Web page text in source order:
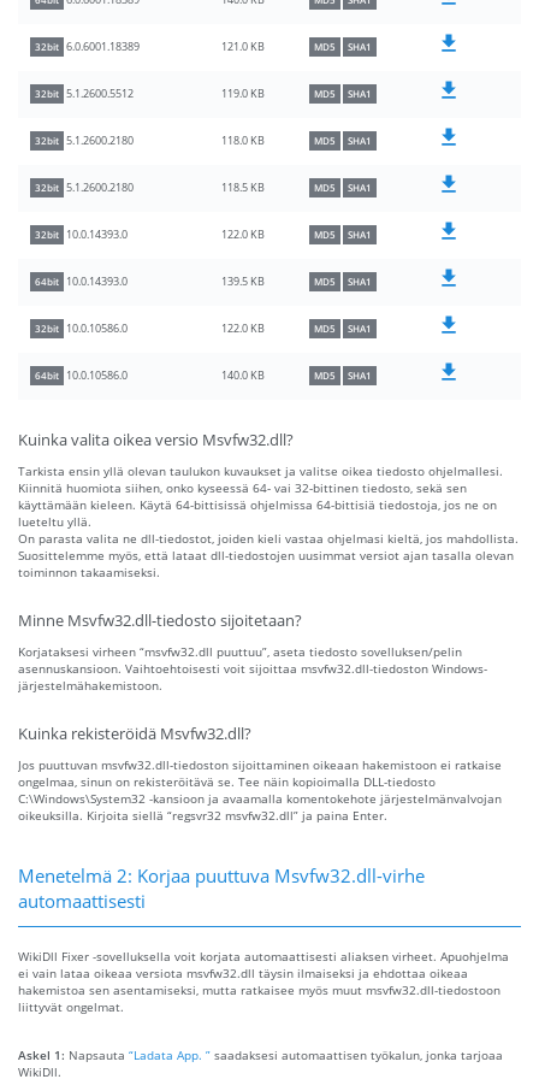
32bit 6.0.6001.18389 121.0 KB MD5 SHA1
32bit 5.1.2600.5512 119.0 KB MD5 SHA1
32bit 5.1.2600.2180 118.0 KB MD5 SHA1
32bit 5.1.2600.2180 118.5 KB MD5 SHA1
32bit 10.0.14393.0 122.0 KB MD5 SHA1
64bit 10.0.14393.0 139.5 KB MD5 SHA1
32bit 10.0.10586.0 122.0 KB MD5 SHA1
64bit 10.0.10586.0 140.0 KB MD5 SHA1
Kuinka valita oikea versio Msvfw32.dll?
Tarkista ensin yllä olevan taulukon kuvaukset ja valitse oikea tiedosto ohjelmallesi.
Kiinnitä huomiota siihen, onko kyseessä 64- vai 32-bittinen tiedosto, sekä sen
käyttämään kieleen. Käytä 64-bittisissä ohjelmissa 64-bittisiä tiedostoja, jos ne on
lueteltu yllä.
On parasta valita ne dll-tiedostot, joiden kieli vastaa ohjelmasi kieltä, jos mahdollista.
Suosittelemme myös, että lataat dll-tiedostojen uusimmat versiot ajan tasalla olevan
toiminnon takaamiseksi.
Minne Msvfw32.dll-tiedosto sijoitetaan?
Korjataksesi virheen “msvfw32.dll puuttuu”, aseta tiedosto sovelluksen/pelin
asennuskansioon. Vaihtoehtoisesti voit sijoittaa msvfw32.dll-tiedoston Windows-
järjestelmähakemistoon.
Kuinka rekisteröidä Msvfw32.dll?
Jos puuttuvan msvfw32.dll-tiedoston sijoittaminen oikeaan hakemistoon ei ratkaise
ongelmaa, sinun on rekisteröitävä se. Tee näin kopioimalla DLL-tiedosto
C:\Windows\System32 -kansioon ja avaamalla komentokehote järjestelmänvalvojan
oikeuksilla. Kirjoita siellä “regsvr32 msvfw32.dll” ja paina Enter.
Menetelmä 2: Korjaa puuttuva Msvfw32.dll-virhe
automaattisesti
WikiDll Fixer -sovelluksella voit korjata automaattisesti aliaksen virheet. Apuohjelma
ei vain lataa oikeaa versiota msvfw32.dll täysin ilmaiseksi ja ehdottaa oikeaa
hakemistoa sen asentamiseksi, mutta ratkaisee myös muut msvfw32.dll-tiedostoon
liittyvät ongelmat.
Askel 1: Napsauta “Ladata App. ” saadaksesi automaattisen työkalun, jonka tarjoaa
WikiDll.